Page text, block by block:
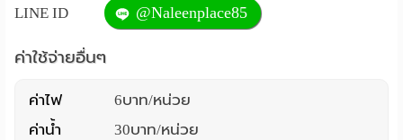
LINE ID @Naleenplace85
ค่าใช้จ่ายอื่นๆ
ค่าไฟ
6บาท/หน่วย
ค่าน้ำ
30บาท/หน่วย